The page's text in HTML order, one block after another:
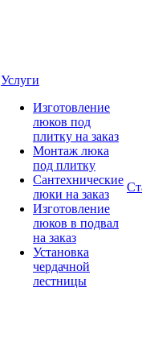
Услуги
Изготовление
люков под
плитку на заказ
Монтаж люка
под плитку
Сантехнические
люки на заказ
Изготовление
люков в подвал
на заказ
Установка
чердачной
лестницы